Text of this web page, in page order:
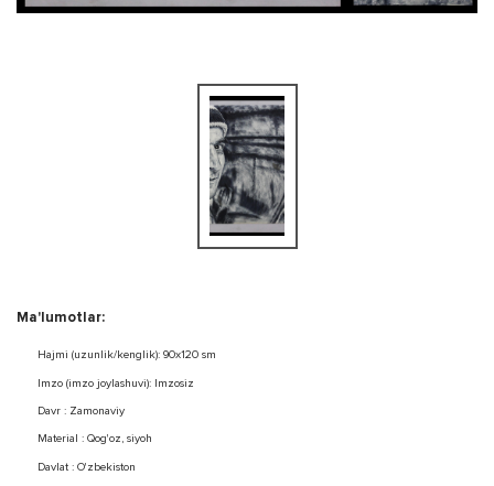
Ma'lumotlar:
Hajmi (uzunlik/kenglik): 90x120 sm
Imzo (imzo joylashuvi): Imzosiz
Davr : Zamonaviy
Material : Qog'oz, siyoh
Davlat : O'zbekiston